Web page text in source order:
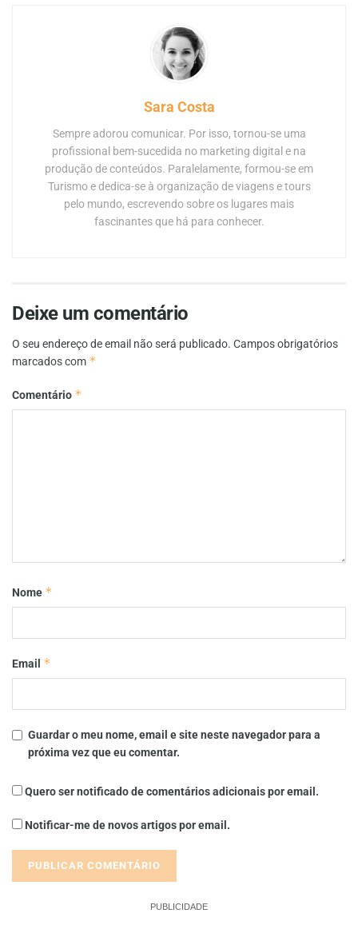
Sara Costa
Sempre adorou comunicar. Por isso, tornou-se uma
profissional bem-sucedida no marketing digital e na
produção de conteúdos. Paralelamente, formou-se em
Turismo e dedica-se à organização de viagens e tours
pelo mundo, escrevendo sobre os lugares mais
fascinantes que há para conhecer.
Deixe um comentário
O seu endereço de email não será publicado. Campos obrigatórios
marcados com *
Comentário *
Nome *
Email *
Guardar o meu nome, email e site neste navegador para a
próxima vez que eu comentar.
Quero ser notificado de comentários adicionais por email.
Notificar-me de novos artigos por email.
PUBLICIDADE